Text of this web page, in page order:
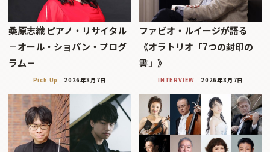
桑原志織 ピアノ・リサイタル
－オール・ショパン・プログ
ラム－
Pick Up 2026年8月7日
ファビオ・ルイージが語る
《オラトリオ「7つの封印の
書」》
INTERVIEW 2026年8月7日